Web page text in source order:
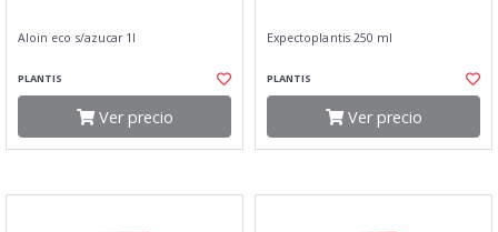
Aloin eco s/azucar 1l
PLANTIS
Ver precio
Expectoplantis 250 ml
PLANTIS
Ver precio